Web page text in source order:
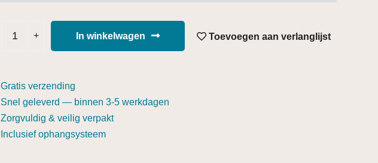
In winkelwagen Toevoegen aan verlanglijst
Gratis verzending
Snel geleverd — binnen 3-5 werkdagen
Zorgvuldig & veilig verpakt
Inclusief ophangsysteem